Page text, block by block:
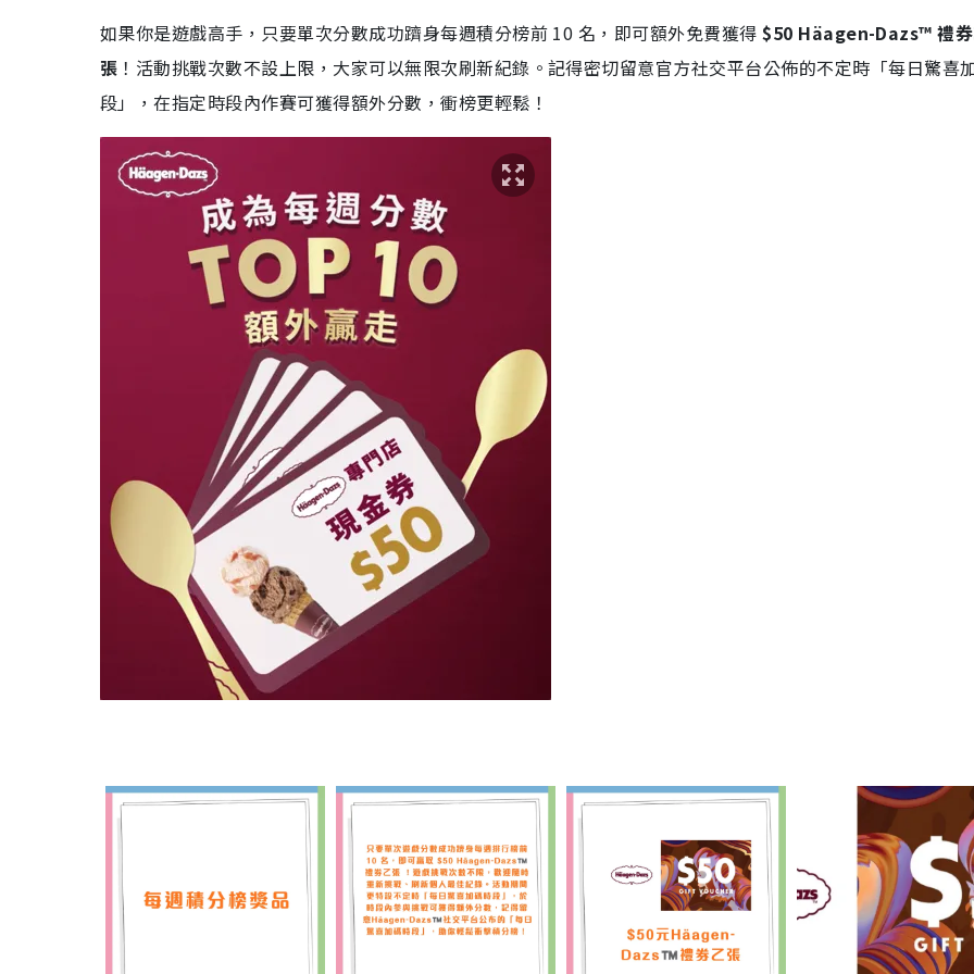
如果你是遊戲高手，只要單次分數成功躋身每週積分榜前 10 名，即可額外免費獲得$50 Häagen-Dazs™ 禮
張 ！活動挑戰次數不設上限，大家可以無限次刷新紀錄 。記得密切留意官方社交平台公佈的不定時「每日驚喜
段」，在指定時段內作賽可獲得額外分數，衝榜更輕鬆 ！